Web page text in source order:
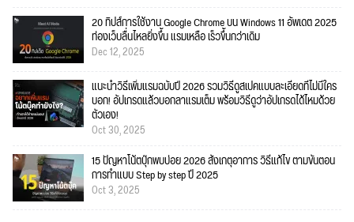
20 ทิปส์การใช้งาน Google Chrome บน Windows 11 อัพเดต 2025
ท่องเว็บลื่นไหลยิ่งขึ้น แรมเหลือ เร็วขึ้นกว่าเดิม
Dec 12, 2025
แนะนำวิธีเพิ่มแรมฉบับปี 2026 รวมวิธีดูสเปคแบบละเอียดที่ไม่มีใคร
บอก! อัปเกรดแล้วบอกลาแรมเต็ม พร้อมวิธีดูว่าอัปเกรดได้ไหมด้วย
ตัวเอง!
Oct 30, 2025
15 ปัญหาโน้ตบุ๊กพบบ่อย 2026 สังเกตุอาการ วิธีแก้ไข ตามขั้นตอน
การทำแบบ Step by step ปี 2025
Oct 3, 2025